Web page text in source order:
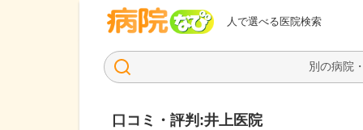
人で選べる医院検索
病院なび
口コミ・評判:井上医院